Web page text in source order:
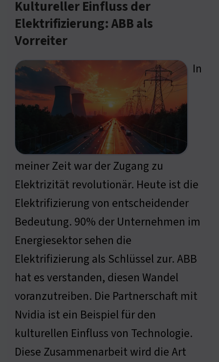
Kultureller Einfluss der
Elektrifizierung: ABB als
Vorreiter
In
meiner Zeit war der Zugang zu
Elektrizität revolutionär. Heute ist die
Elektrifizierung von entscheidender
Bedeutung. 90% der Unternehmen im
Energiesektor sehen die
Elektrifizierung als Schlüssel zur. ABB
hat es verstanden, diesen Wandel
voranzutreiben. Die Partnerschaft mit
Nvidia ist ein Beispiel für den
kulturellen Einfluss von Technologie.
Diese Zusammenarbeit wird die Art